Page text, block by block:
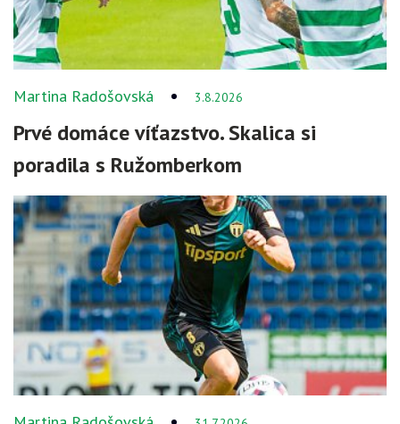
Martina Radošovská 3.8.2026
Prvé domáce víťazstvo. Skalica si
poradila s Ružomberkom